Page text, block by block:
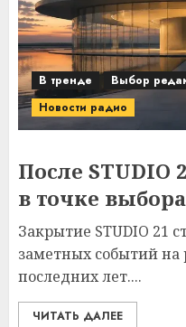
В тренде Выбор
Новости радио
После STUDIO
в точке выбора
Закрытие STUDIO 21
заметных событий
последних лет....
ЧИТАТЬ ДАЛЕЕ